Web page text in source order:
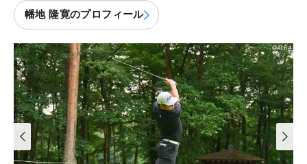
幡地 隆寛のプロフィール